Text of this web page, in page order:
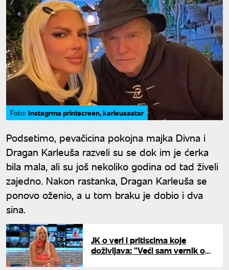
Foto: Instagrma printscreen, karleusastar
Podsetimo, pevačicina pokojna majka Divna i
Dragan Karleuša razveli su se dok im je ćerka
bila mala, ali su još nekoliko godina od tad živeli
zajedno. Nakon rastanka, Dragan Karleuša se
ponovo oženio, a u tom braku je dobio i dva
sina.
JK o veri i pritiscima koje
doživljava: "Veći sam vernik od